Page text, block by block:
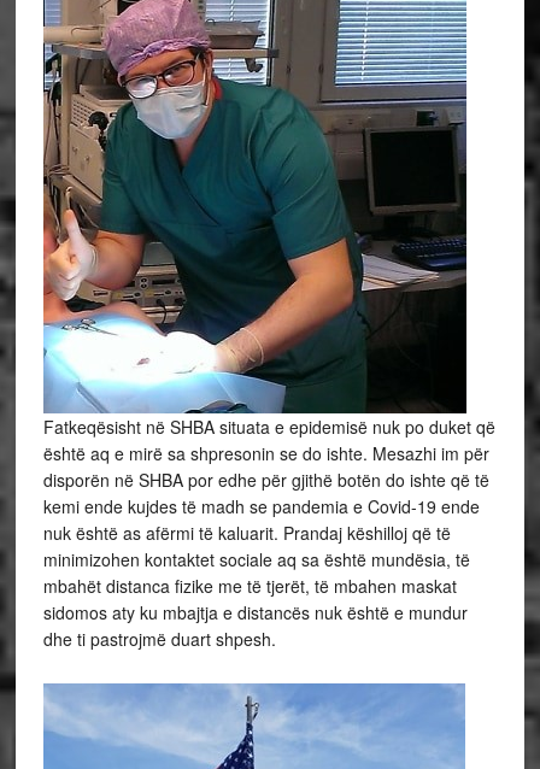
Fatkeqësisht në SHBA situata e epidemisë nuk po duket që
është aq e mirë sa shpresonin se do ishte. Mesazhi im për
disporën në SHBA por edhe për gjithë botën do ishte që të
kemi ende kujdes të madh se pandemia e Covid-19 ende
nuk është as afërmi të kaluarit. Prandaj këshilloj që të
minimizohen kontaktet sociale aq sa është mundësia, të
mbahët distanca fizike me të tjerët, të mbahen maskat
sidomos aty ku mbajtja e distancës nuk është e mundur
dhe ti pastrojmë duart shpesh.